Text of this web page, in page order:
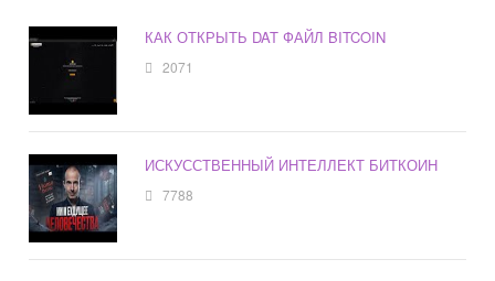
КАК ОТКРЫТЬ DAT ФАЙЛ BITCOIN
2071
ИСКУССТВЕННЫЙ ИНТЕЛЛЕКТ БИТКОИН
7788